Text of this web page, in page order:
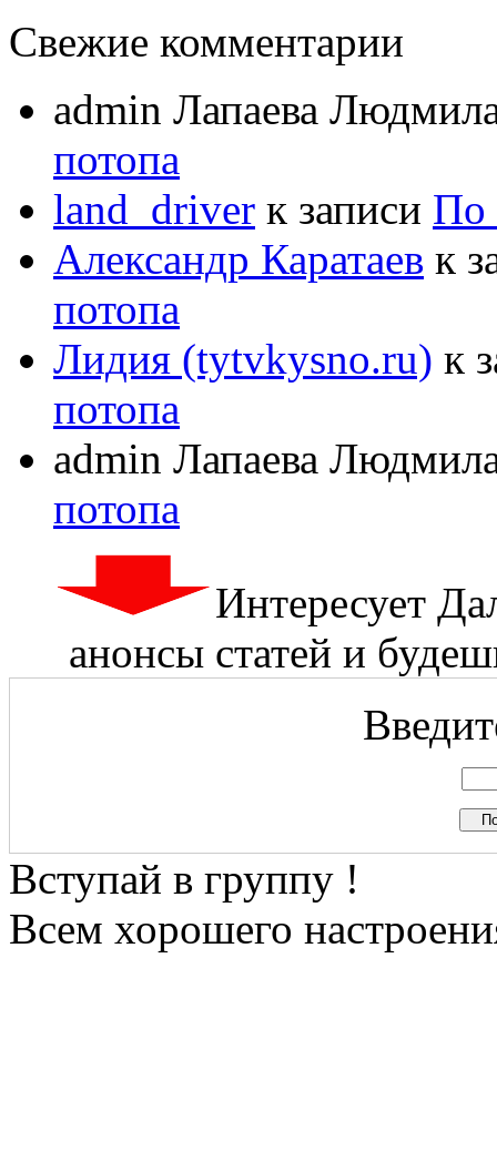
Свежие комментарии
admin Лапаева
потопа
land_driver к записи По
Александр Каратаев к
потопа
Лидия (tytvkysno.ru) к
потопа
admin Лапаева
потопа
Интересует
анонсы статей и
Вступай в группу !
Всем хорошего